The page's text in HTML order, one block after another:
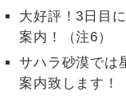
大好評！3日目
案内！（注6）
サハラ砂漠では
案内致します！
2名様催行
おひとり様参
加限定